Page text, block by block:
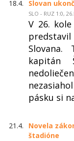
18.4. Slovan
SLO - RUZ 1:0,
V 26.
Slovana.
kapitán
pásku si
21.4.
Novela
štadióne